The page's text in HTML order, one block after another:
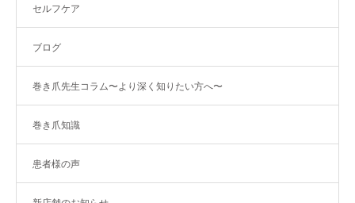
セルフケア
ブログ
巻き爪先生コラム〜より深く知りたい方へ〜
巻き爪知識
患者様の声